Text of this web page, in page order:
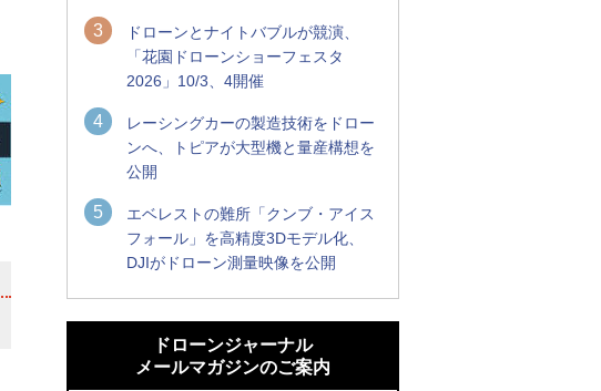
3
ドローンとナイトバブルが競演、
「花園ドローンショーフェスタ
2026」10/3、4開催
4
レーシングカーの製造技術をドロー
ンへ、トピアが大型機と量産構想を
公開
5
エベレストの難所「クンブ・アイス
フォール」を高精度3Dモデル化、
DJIがドローン測量映像を公開
飛ぶLEDスクリーン」とドローンショー
による新演出を実施
飛ぶLEDスクリーン」とドローンショー
による新演出を実施
ドローンジャーナル
メールマガジンのご案内